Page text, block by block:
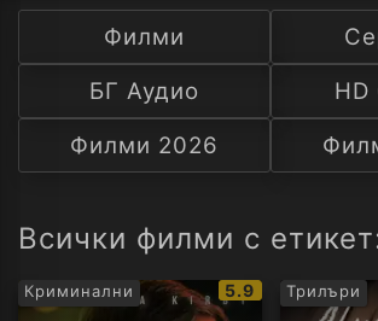
Ф
С
А
тема
Филми
БГ Аудио
Филми 2026
Всички филми с
Криминални
IMDb
рейтинг:
5.9 Трилъри